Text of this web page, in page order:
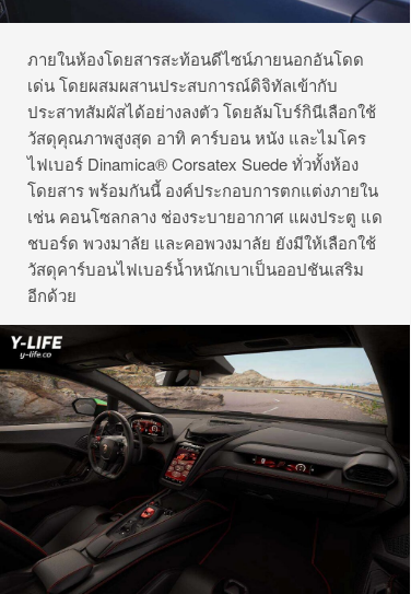
ภายในห้องโดยสารสะท้อนดีไซน์ภายนอกอันโดด
เด่น โดยผสมผสานประสบการณ์ดิจิทัลเข้ากับ
ประสาทสัมผัสได้อย่างลงตัว โดยลัมโบร์กินีเลือกใช้
วัสดุคุณภาพสูงสุด อาทิ คาร์บอน หนัง และไมโคร
ไฟเบอร์ Dinamica® Corsatex Suede ทั่วทั้งห้อง
โดยสาร พร้อมกันนี้ องค์ประกอบการตกแต่งภายใน
เช่น คอนโซลกลาง ช่องระบายอากาศ แผงประตู แด
ชบอร์ด พวงมาลัย และคอพวงมาลัย ยังมีให้เลือกใช้
วัสดุคาร์บอนไฟเบอร์น้ำหนักเบาเป็นออปชันเสริม
อีกด้วย